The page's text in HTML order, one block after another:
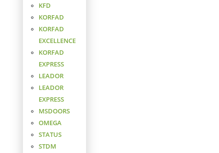
KFD
KORFAD
KORFAD
EXCELLENCE
KORFAD
EXPRESS
LEADOR
LEADOR
EXPRESS
MSDOORS
OMEGA
STATUS
STDM